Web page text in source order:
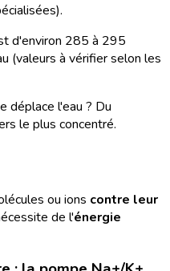
d'environ 285 à 295
(valeurs à vérifier selon les
e déplace l'eau ? Du
le plus concentré.
ou ions contre leur
de l'énergie